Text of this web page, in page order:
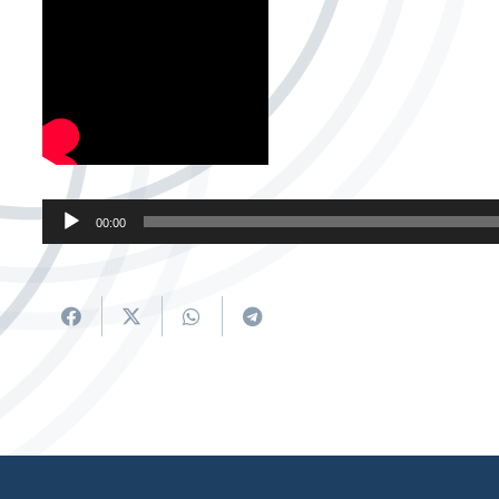
Soinu
erreproduzigailua
00:00